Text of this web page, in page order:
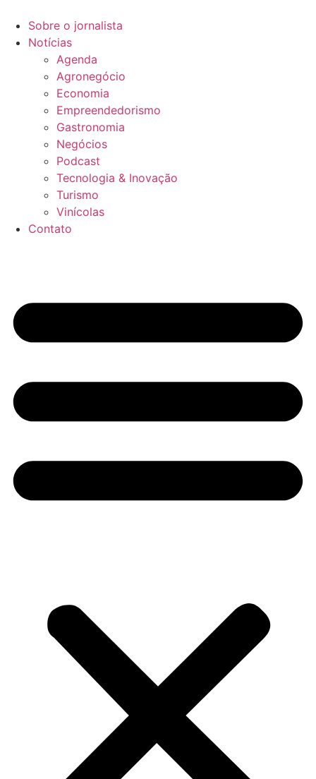
Sobre o jornalista
Notícias
Agenda
Agronegócio
Economia
Empreendedorismo
Gastronomia
Negócios
Podcast
Tecnologia & Inovação
Turismo
Vinícolas
Contato